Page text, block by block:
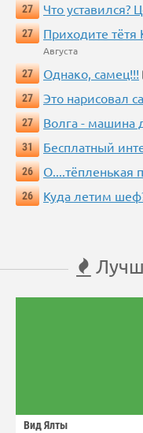
27
Что уставился?
27
Приходите тётя
Августа
27
Однако, самец!!!
27
Это нарисовал
27
Волга - машина
31
Бесплатный
26
О....тёпленькая
26
Куда летим
Вид Ялты